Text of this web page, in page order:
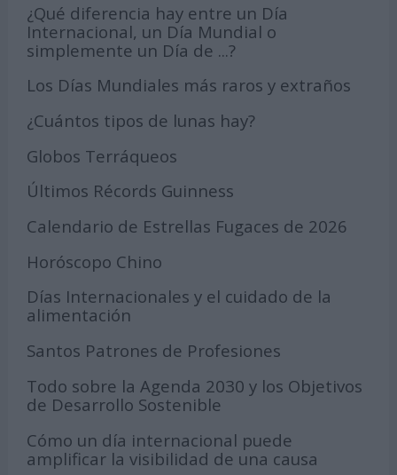
¿Qué diferencia hay entre un Día
Internacional, un Día Mundial o
simplemente un Día de ...?
Los Días Mundiales más raros y extraños
¿Cuántos tipos de lunas hay?
Globos Terráqueos
Últimos Récords Guinness
Calendario de Estrellas Fugaces de 2026
Horóscopo Chino
Días Internacionales y el cuidado de la
alimentación
Santos Patrones de Profesiones
Todo sobre la Agenda 2030 y los Objetivos
de Desarrollo Sostenible
Cómo un día internacional puede
amplificar la visibilidad de una causa